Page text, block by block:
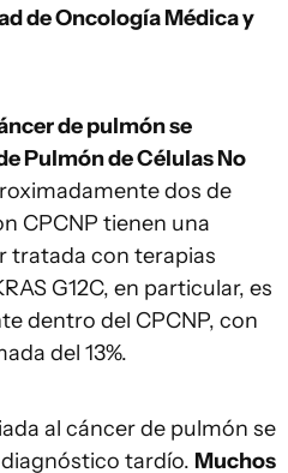
de Oncología Médica y
de pulmón se
Pulmón de Células No
dos de
CPCNP tienen una
tratada con terapias
G12C, en particular, es
dentro del CPCNP, con
del 13%.
al cáncer de pulmón se
tardío. Muchos